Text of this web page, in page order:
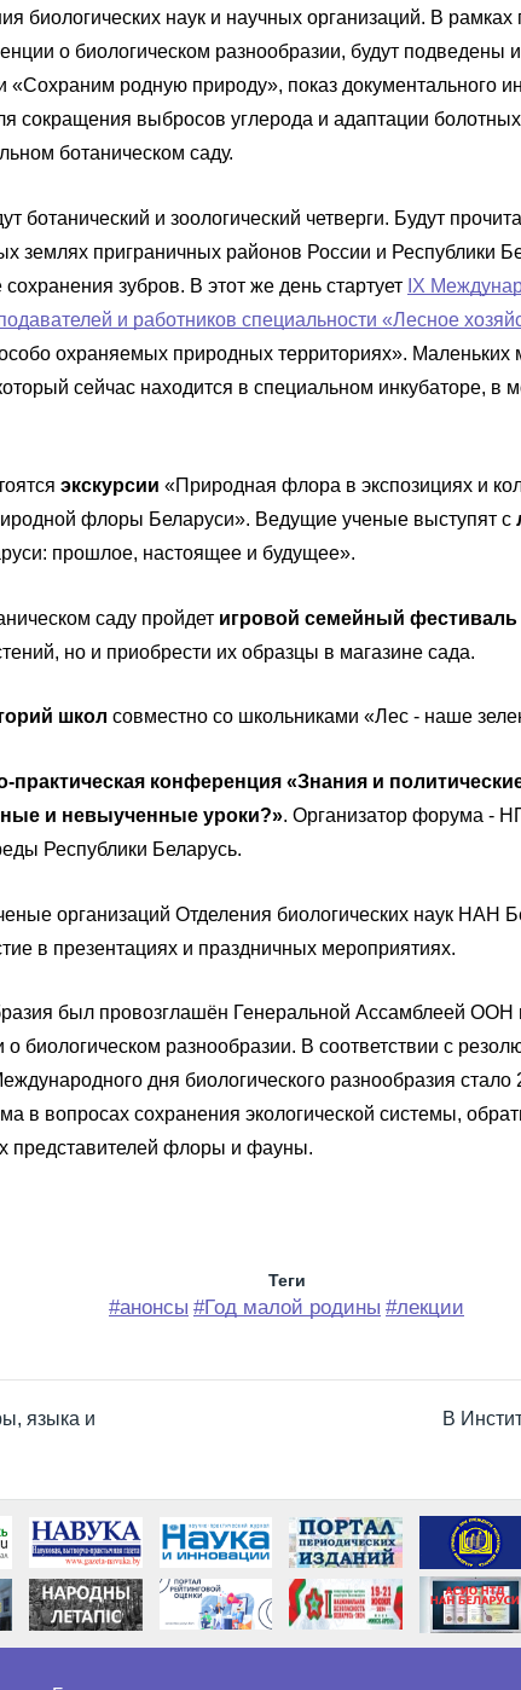
биологических наук и научных организаций. В
о биологическом разнообразии, будут подведены
родную природу», показ документального
сокращения выбросов углерода и адаптации
ботаническом саду.
ботанический и зоологический четверги. Будут
землях приграничных районов России и Республики
зубров. В этот же день стартует IX
и работников специальности «Лесное
охраняемых природных территориях».
сейчас находится в специальном инкубаторе,
экскурсии «Природная флора в экспозициях и
флоры Беларуси». Ведущие ученые выступят с
прошлое, настоящее и будущее».
саду пройдет игровой семейный фестиваль
но и приобрести их образцы в магазине сада.
школ совместно со школьниками «Лес - наше
практическая конференция «Знания и
и невыученные уроки?». Организатор форума -
Республики Беларусь.
организаций Отделения биологических наук НАН
в презентациях и праздничных мероприятиях.
был провозглашён Генеральной Ассамблеей ООН
о биологическом разнообразии. В соответствии с
дня биологического разнообразия
в вопросах сохранения экологической системы,
представителей флоры и фауны.
Теги
#анонсы #Год малой родины #лекции
языка и
В